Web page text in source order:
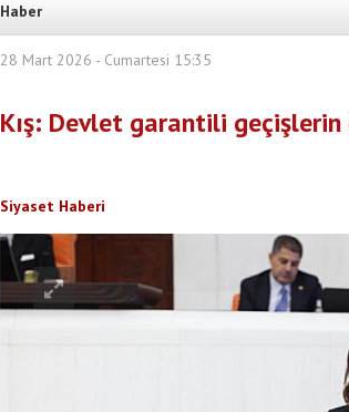
Haber
28 Mart 2026 - Cumartesi 15:35
Kış: Devlet garantili
Siyaset Haberi